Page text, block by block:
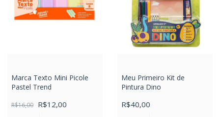
Marca Texto Mini Picole
Pastel Trend
R$16,00 R$12,00
Meu Primeiro Kit de
Pintura Dino
R$40,00